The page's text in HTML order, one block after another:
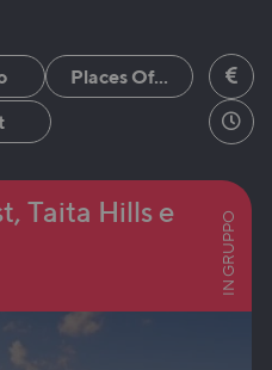
Places Of...
Taita Hills e
IN GRUPPO